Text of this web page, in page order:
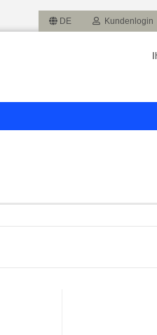
DE Kundenlogin